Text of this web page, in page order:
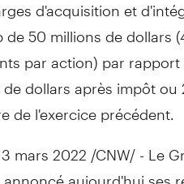
de50 millions de dollars
par action) par
dollars après impôt ou
de l'exercice précédent.
3 mars 2022 /CNW/ - Le
annoncé aujourd'hui ses